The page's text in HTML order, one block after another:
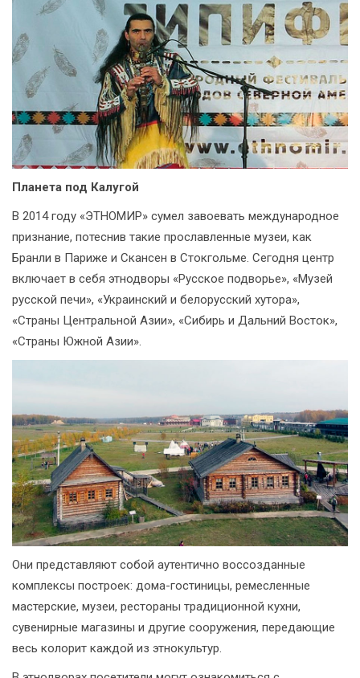
Планета под Калугой
В 2014 году «ЭТНОМИР» сумел завоевать международное
признание, потеснив такие прославленные музеи, как
Бранли в Париже и Скансен в Стокгольме. Сегодня центр
включает в себя этнодворы «Русское подворье», «Музей
русской печи», «Украинский и белорусский хутора»,
«Страны Центральной Азии», «Сибирь и Дальний Восток»,
«Страны Южной Азии».
Они представляют собой аутентично воссозданные
комплексы построек: дома-гостиницы, ремесленные
мастерские, музеи, рестораны традиционной кухни,
сувенирные магазины и другие сооружения, передающие
весь колорит каждой из этнокультур.